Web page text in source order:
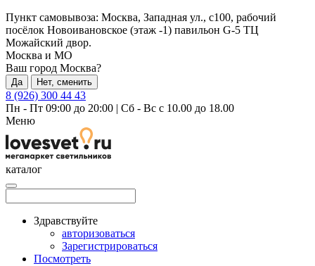
Пункт самовывоза: Москва, Западная ул., с100, рабочий
посёлок Новоивановское (этаж -1) павильон G-5 ТЦ
Можайский двор.
Москва и МО
Ваш город Москва?
Да Нет, сменить
8 (926) 300 44 43
Пн - Пт 09:00 до 20:00 | Сб - Вс с 10.00 до 18.00
Меню
каталог
Здравствуйте
авторизоваться
Зарегистрироваться
Посмотреть